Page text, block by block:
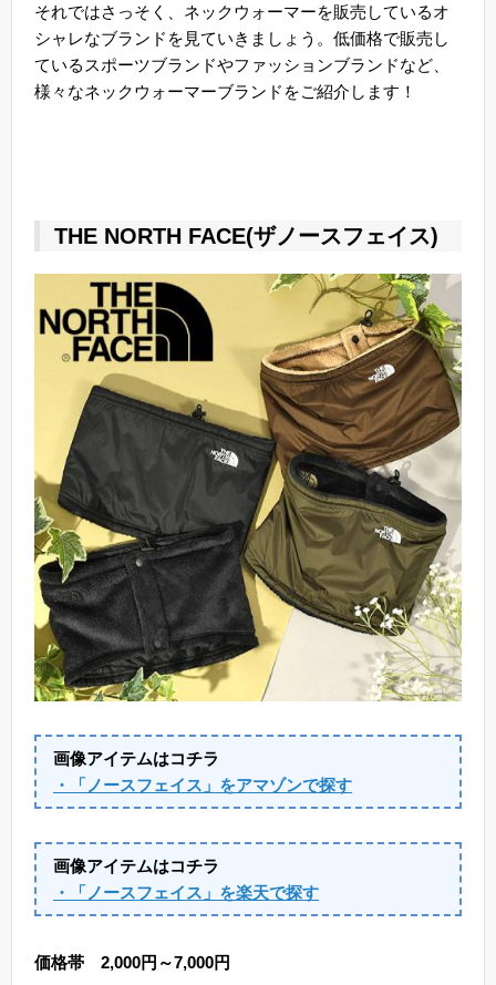
それではさっそく、ネックウォーマーを販売しているオ
シャレなブランドを見ていきましょう。低価格で販売し
ているスポーツブランドやファッションブランドなど、
様々なネックウォーマーブランドをご紹介します！
THE NORTH FACE(ザノースフェイス)
画像アイテムはコチラ
・「ノースフェイス」をアマゾンで探す
画像アイテムはコチラ
・「ノースフェイス」を楽天で探す
価格帯 2,000円～7,000円